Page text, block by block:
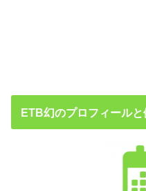
ETB幻のプロフィール